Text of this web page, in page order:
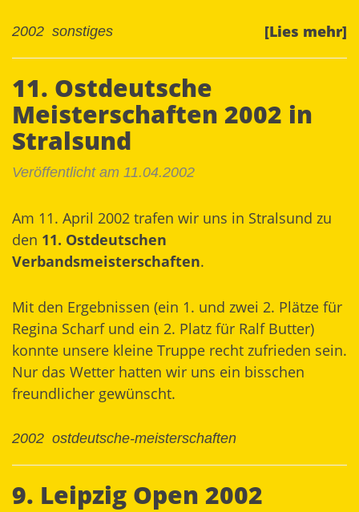
[Lies mehr]
2002 sonstiges
11. Ostdeutsche
Meisterschaften 2002 in
Stralsund
Veröffentlicht am 11.04.2002
Am 11. April 2002 trafen wir uns in Stralsund zu
den 11. Ostdeutschen
Verbandsmeisterschaften.
Mit den Ergebnissen (ein 1. und zwei 2. Plätze für
Regina Scharf und ein 2. Platz für Ralf Butter)
konnte unsere kleine Truppe recht zufrieden sein.
Nur das Wetter hatten wir uns ein bisschen
freundlicher gewünscht.
2002 ostdeutsche-meisterschaften
9. Leipzig Open 2002